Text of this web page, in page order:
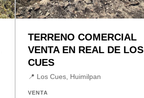
TERRENO COMERCIAL
VENTA EN REAL DE LOS
CUES
📍 Los Cues, Huimilpan
VENTA